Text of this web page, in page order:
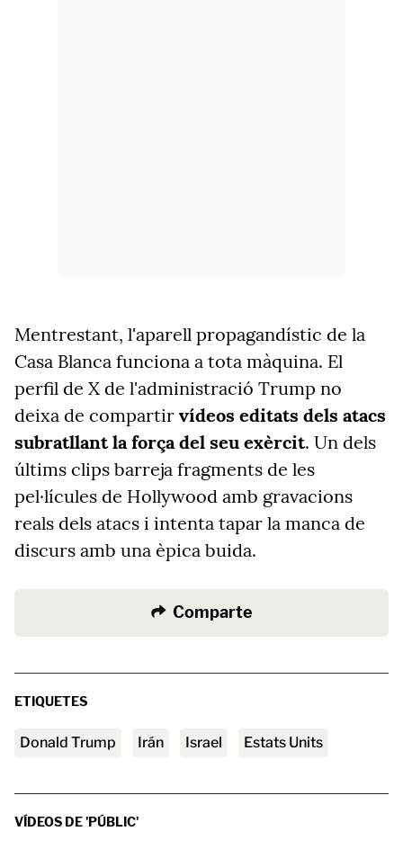
Mentrestant, l'aparell propagandístic de la
Casa Blanca funciona a tota màquina. El
perfil de X de l'administració Trump no
deixa de compartir vídeos editats dels atacs
subratllant la força del seu exèrcit. Un dels
últims clips barreja fragments de les
pel·lícules de Hollywood amb gravacions
reals dels atacs i intenta tapar la manca de
discurs amb una èpica buida.
Comparte
ETIQUETES
Donald Trump Irán Israel Estats Units
VÍDEOS DE 'PÚBLIC'